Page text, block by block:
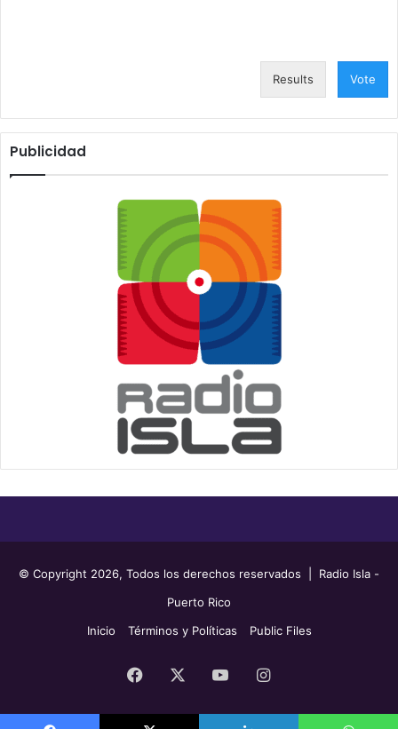
Results Vote
Publicidad
© Copyright 2026, Todos los derechos reservados | Radio Isla -
Puerto Rico
Inicio
Términos y Políticas Public Files
Facebook YouTubeInstagram